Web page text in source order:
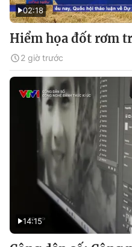
02:18
Hiểm họa đốt rơm
2 giờ trước
14:15